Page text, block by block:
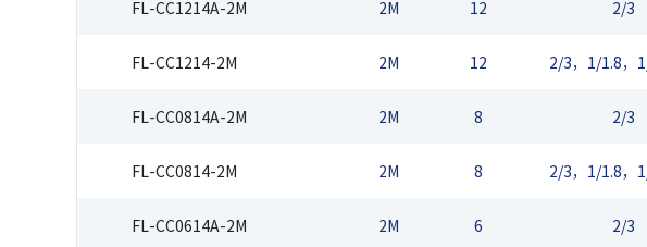
FL-CC1214A-2M 2M 12 2/3
FL-CC1214-2M 2M 12 2/3，1/1.8，
FL-CC0814A-2M 2M 8 2/3
FL-CC0814-2M 2M 8 2/3，1/1.8，
FL-CC0614A-2M 2M 6 2/3